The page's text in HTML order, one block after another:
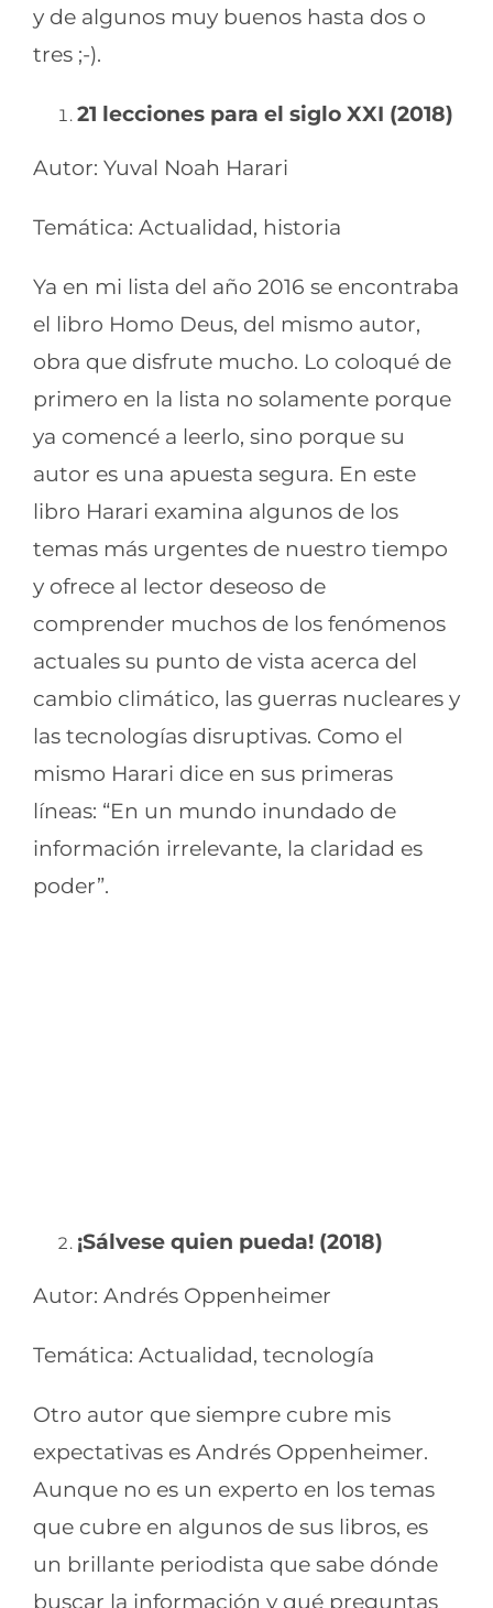
y de algunos muy buenos hasta dos o
tres ;-).
21 lecciones para el siglo XXI (2018)
Autor: Yuval Noah Harari
Temática: Actualidad, historia
Ya en mi lista del año 2016 se encontraba
el libro Homo Deus, del mismo autor,
obra que disfrute mucho. Lo coloqué de
primero en la lista no solamente porque
ya comencé a leerlo, sino porque su
autor es una apuesta segura. En este
libro Harari examina algunos de los
temas más urgentes de nuestro tiempo
y ofrece al lector deseoso de
comprender muchos de los fenómenos
actuales su punto de vista acerca del
cambio climático, las guerras nucleares y
las tecnologías disruptivas. Como el
mismo Harari dice en sus primeras
líneas: “En un mundo inundado de
información irrelevante, la claridad es
poder”.
¡Sálvese quien pueda! (2018)
Autor: Andrés Oppenheimer
Temática: Actualidad, tecnología
Otro autor que siempre cubre mis
expectativas es Andrés Oppenheimer.
Aunque no es un experto en los temas
que cubre en algunos de sus libros, es
un brillante periodista que sabe dónde
buscar la información y qué preguntas